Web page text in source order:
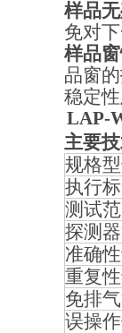
样品
免对
样品
品窗的
稳定
LAP-
主要技
规格
执行
测试
探测
准确
重复
免排
误操